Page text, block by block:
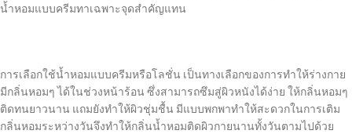
น้ำหอมแบบครีมทาเฉพาะจุดสำคัญแทน
การเลือกใช้น้ำหอมแบบครีมหรือโลชั่น เป็นทางเลือกของการทำให้ร่างกาย
มีกลิ่นหอมๆ ได้ในช่วงหน้าร้อน ซึ่งสามารถซึมสู่ผิวหนังได้ง่าย ให้กลิ่นหอมๆ
ติดทนยาวนาน แถมยังทำให้ผิวชุ่มชื้น มีแบบพกพาทำให้สะดวกในการเติม
กลิ่นหอมระหว่างวันจึงทำให้กลิ่นน้ำหอมติดผิวกายนานทั้งวันตามไปด้วย